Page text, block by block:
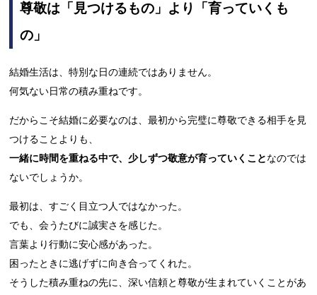
尊敬は「見つけるもの」より「育っていくも
の」
結婚生活は、特別な日の連続ではありません。
何気ない日常の積み重ねです。
だからこそ結婚に必要なのは、最初から完璧に尊敬できる相手を見
つけることよりも、
一緒に時間を重ねる中で、少しずつ敬意が育っていくこと なのでは
ないでしょうか。
最初は、すごく目立つ人ではなかった。
でも、会うたびに誠実さを感じた。
言葉より行動に安心感があった。
困ったときに逃げずに向き合ってくれた。
そうした積み重ねの先に、深い信頼と尊敬が生まれていくことがあ